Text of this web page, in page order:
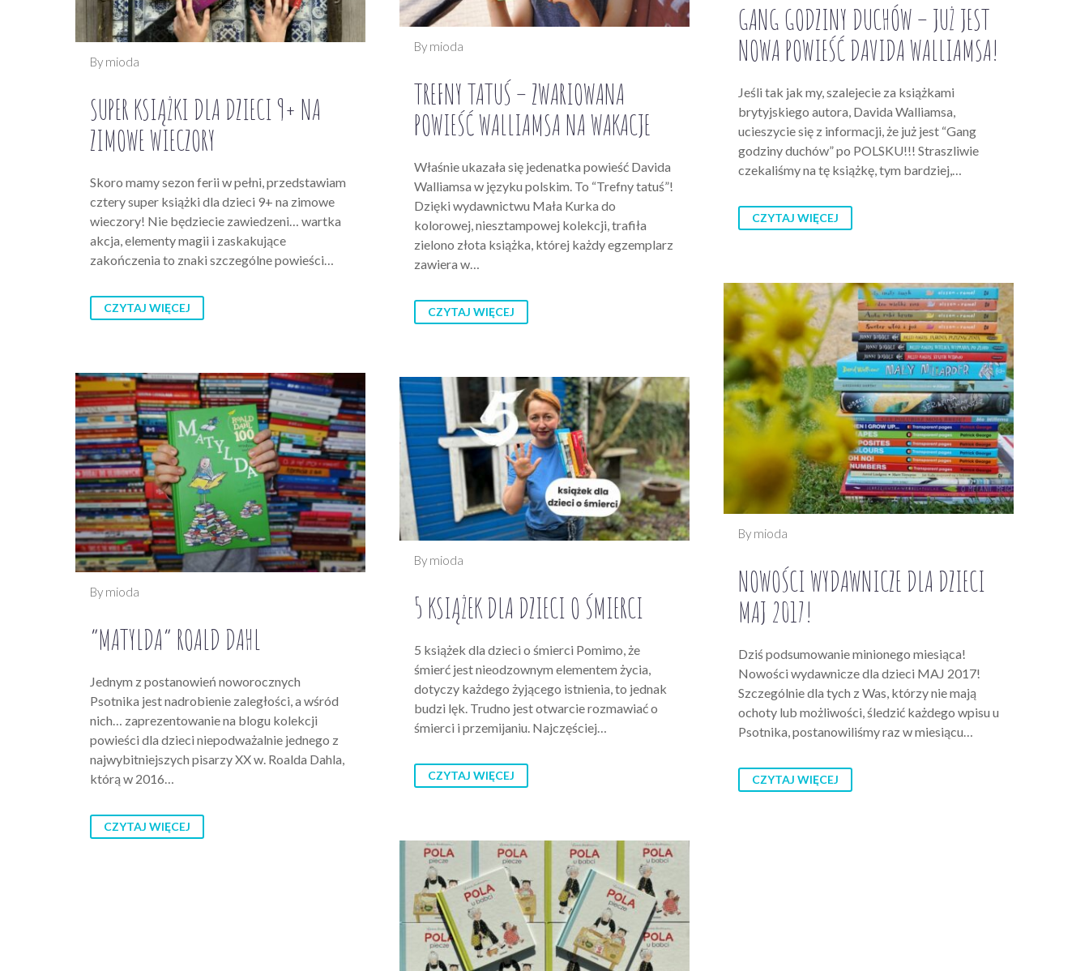
GANG GODZINY DUCHÓW – JUŻ JEST
NOWA POWIEŚĆ DAVIDA WALLIAMSA!
Jeśli tak jak my, szalejecie za książkami
brytyjskiego autora, Davida Walliamsa,
ucieszycie się z informacji, że już jest “Gang
godziny duchów” po POLSKU!!! Straszliwie
czekaliśmy na tę książkę, tym bardziej,…
CZYTAJ WIĘCEJ
By mioda
TREFNY TATUŚ – ZWARIOWANA
POWIEŚĆ WALLIAMSA NA WAKACJE
Właśnie ukazała się jedenatka powieść Davida
Walliamsa w języku polskim. To “Trefny tatuś”!
Dzięki wydawnictwu Mała Kurka do
kolorowej, niesztampowej kolekcji, trafiła
zielono złota książka, której każdy egzemplarz
zawiera w…
CZYTAJ WIĘCEJ
By mioda
SUPER KSIĄŻKI DLA DZIECI 9+ NA
ZIMOWE WIECZORY
Skoro mamy sezon ferii w pełni, przedstawiam
cztery super książki dla dzieci 9+ na zimowe
wieczory! Nie będziecie zawiedzeni… wartka
akcja, elementy magii i zaskakujące
zakończenia to znaki szczególne powieści…
CZYTAJ WIĘCEJ
By mioda
NOWOŚCI WYDAWNICZE DLA DZIECI
MAJ 2017!
Dziś podsumowanie minionego miesiąca!
Nowości wydawnicze dla dzieci MAJ 2017!
Szczególnie dla tych z Was, którzy nie mają
ochoty lub możliwości, śledzić każdego wpisu u
Psotnika, postanowiliśmy raz w miesiącu…
CZYTAJ WIĘCEJ
By mioda
“MATYLDA” ROALD DAHL
Jednym z postanowień noworocznych
Psotnika jest nadrobienie zaległości, a wśród
nich… zaprezentowanie na blogu kolekcji
powieści dla dzieci niepodważalnie jednego z
najwybitniejszych pisarzy XX w. Roalda Dahla,
którą w 2016…
CZYTAJ WIĘCEJ
By mioda
5 KSIĄŻEK DLA DZIECI O ŚMIERCI
5 książek dla dzieci o śmierci Pomimo, że
śmierć jest nieodzownym elementem życia,
dotyczy każdego żyjącego istnienia, to jednak
budzi lęk. Trudno jest otwarcie rozmawiać o
śmierci i przemijaniu. Najczęściej…
CZYTAJ WIĘCEJ